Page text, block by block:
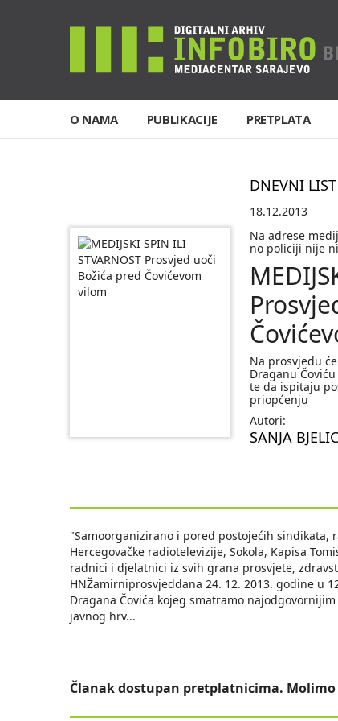
O NAMA PUBLIKACIJE PRETPLATA
DNEVNI LIST
18.12.2013
Na adrese
no policiji nije
Na prosvjedu
Draganu
te da ispitaju
priopćenju
Autori:
SANJA
"Samoorganizirano i pored postojećih sindikata,
Hercegovačke radiotelevizije, Sokola, Kapisa
radnici i djelatnici iz svih grana prosvjete,
HNŽamirniprosvjeddana 24. 12. 2013. godine u
Dragana Čovića kojeg smatramo
javnog hrv...
Članak dostupan pretplatnicima. Molimo